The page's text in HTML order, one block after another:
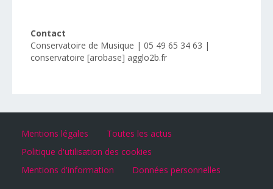
Contact
Conservatoire de Musique | 05 49 65 34 63 |
conservatoire [arobase] agglo2b.fr
Mentions légales
Toutes les actus
Politique d'utilisation des cookies
Mentions d'information
Données personnelles